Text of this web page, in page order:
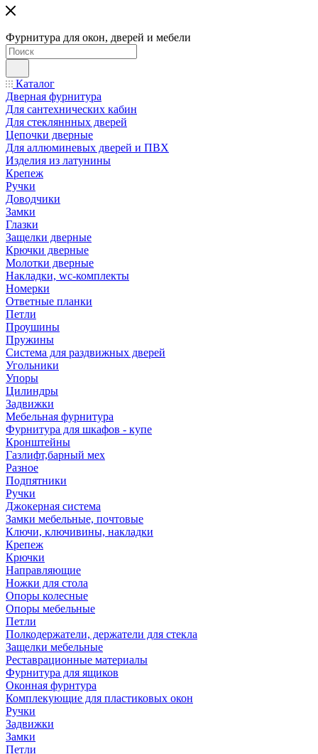
Фурнитура для окон, дверей и мебели
Каталог
Дверная фурнитура
Для сантехнических кабин
Для стекляннных дверей
Цепочки дверные
Для аллюминевых дверей и ПВХ
Изделия из латунины
Крепеж
Ручки
Доводчики
Замки
Глазки
Защелки дверные
Крючки дверные
Молотки дверные
Накладки, wc-комплекты
Номерки
Ответные планки
Петли
Проушины
Пружины
Система для раздвижных дверей
Угольники
Упоры
Цилиндры
Задвижки
Мебельная фурнитура
Фурнитура для шкафов - купе
Кронштейны
Газлифт,барный мех
Разное
Подпятники
Ручки
Джокерная система
Замки мебельные, почтовые
Ключи, ключивины, накладки
Крепеж
Крючки
Направляющие
Ножки для стола
Опоры колесные
Опоры мебельные
Петли
Полкодержатели, держатели для стекла
Защелки мебельные
Реставрационные материалы
Фурнитура для ящиков
Оконная фурнтура
Комплекующие для пластиковых окон
Ручки
Задвижки
Замки
Петли